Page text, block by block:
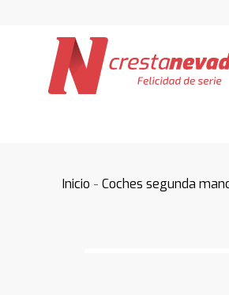
Inicio -Coches segunda